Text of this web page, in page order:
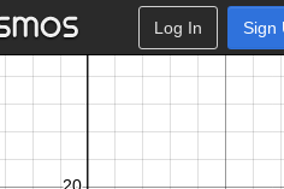
Log In Sign